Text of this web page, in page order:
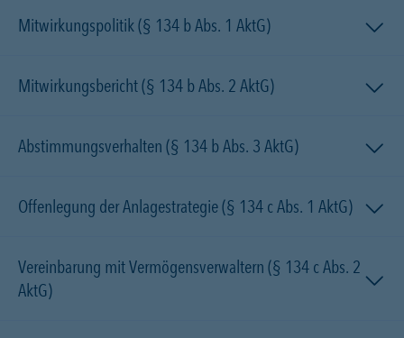
Mitwirkungspolitik (§ 134 b Abs. 1 AktG)
Mitwirkungsbericht (§ 134 b Abs. 2 AktG)
Abstimmungsverhalten (§ 134 b Abs. 3 AktG)
Offenlegung der Anlagestrategie (§ 134 c Abs. 1 AktG)
Vereinbarung mit Vermögensverwaltern (§ 134 c Abs. 2
AktG)